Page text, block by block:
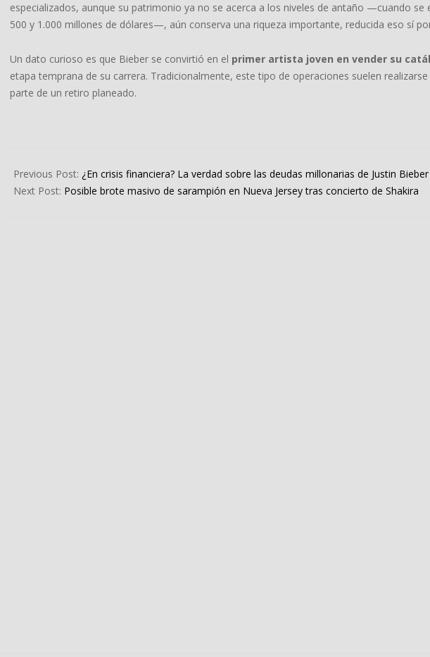
especializados, aunque su patrimonio ya no se acerca a los niveles de antaño —cuando
500 y 1.000 millones de dólares—, aún conserva una riqueza importante, reducida eso sí
Un dato curioso es que Bieber se convirtió en el primer artista joven en vender su
etapa temprana de su carrera. Tradicionalmente, este tipo de operaciones suelen
parte de un retiro planeado.
05-
15
Previous Post: ¿En crisis financiera? La verdad sobre las deudas millonarias de Justin Bieber
Next Post: Posible brote masivo de sarampión en Nueva Jersey tras concierto de Shakira